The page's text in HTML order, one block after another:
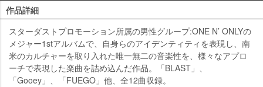
作品詳細
スターダストプロモーション所属の男性グループ:ONE N’ ONLYの
メジャー1stアルバムで、自身らのアイデンティティを表現し、南
米のカルチャーを取り入れた唯一無二の音楽性を、様々なアプロ
ーチで表現した楽曲を詰め込んだ作品。「BLAST」、
「Gooey」、「FUEGO」他、全12曲収録。